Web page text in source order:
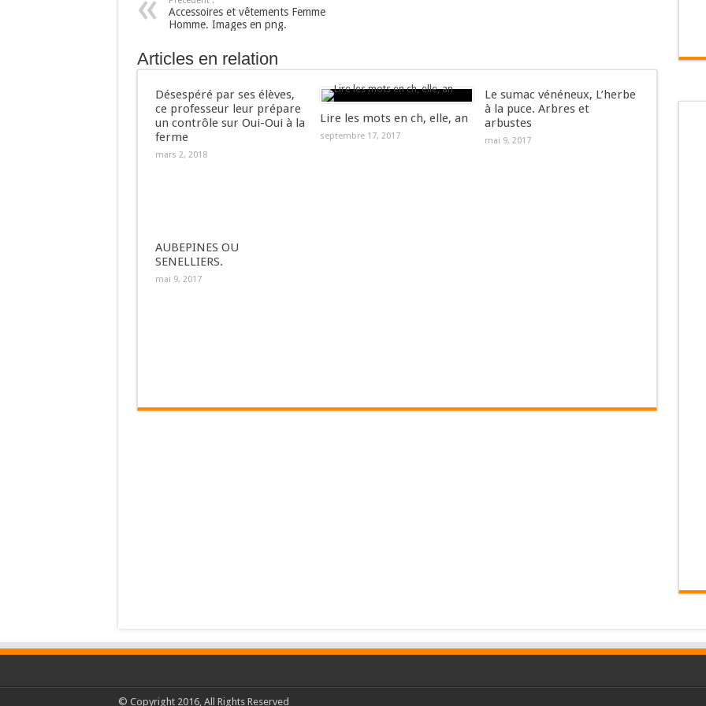
Accessoires et vêtements Femme
Homme. Images en png.
Articles en relation
Désespéré par ses élèves,
ce professeur leur prépare
un contrôle sur Oui-Oui à la
ferme
mars 2, 2018
Lire les mots en ch, elle, an
septembre 17, 2017
Le sumac vénéneux, L’herbe
à la puce. Arbres et
arbustes
mai 9, 2017
AUBEPINES OU
SENELLIERS.
mai 9, 2017
© Copyright 2016, All Rights Reserved